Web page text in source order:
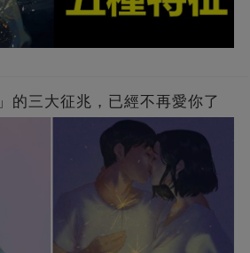
的三大征兆，已經不再愛你了